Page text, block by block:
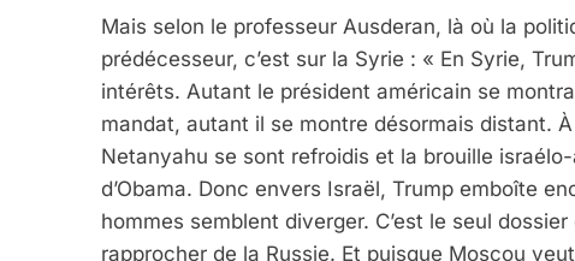
Mais selon le professeur Ausderan, là où la
prédécesseur, c’est sur la Syrie : « En Syrie,
intérêts. Autant le président américain se
mandat, autant il se montre désormais distant.
Netanyahu se sont refroidis et la brouille israélo-
d’Obama. Donc envers Israël, Trump emboîte
hommes semblent diverger. C’est le seul
rapprocher de la Russie. Et puisque Moscou
Oeil Ravageur –
CINEMA ISRAÉL
2